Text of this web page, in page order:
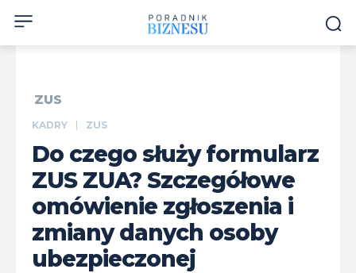
ZUS
KADRY ZUS
Do czego służy formularz
ZUS ZUA? Szczegółowe
omówienie zgłoszenia i
zmiany danych osoby
ubezpieczonej